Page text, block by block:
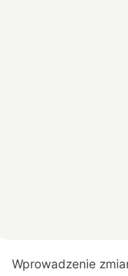
Wprowadzenie